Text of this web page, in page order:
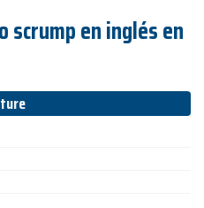
scrump en inglés en